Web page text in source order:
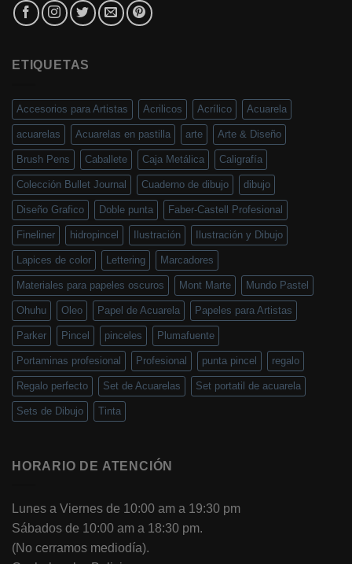
ETIQUETAS
Accesorios para Artistas Acrilicos Acrílico Acuarela
acuarelas Acuarelas en pastilla arte Arte & Diseño
Brush Pens Caballete Caja Metálica Caligrafía
Colección Bullet Journal Cuaderno de dibujo dibujo
Diseño Grafico Doble punta Faber-Castell Profesional
Fineliner hidropincel Ilustración Ilustración y Dibujo
Lapices de color Lettering Marcadores
Materiales para papeles oscuros Mont Marte Mundo Pastel
Ohuhu Oleo Papel de Acuarela Papeles para Artistas
Parker Pincel pinceles Plumafuente
Portaminas profesional Profesional punta pincel regalo
Regalo perfecto Set de Acuarelas Set portatil de acuarela
Sets de Dibujo Tinta
HORARIO DE ATENCIÓN
Lunes a Viernes de 10:00 am a 19:30 pm
Sábados de 10:00 am a 18:30 pm.
(No cerramos mediodía).